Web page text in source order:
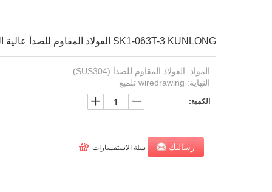
SK1-063T-3 KUNLONG الفولاذ المقاوم للصدأ عالية الجودة قفل كام قابل للتعديل
المواد: الفولاذ المقاوم للصدأ (SUS304)
النهاية: wiredrawing تلميع
الكمية:
رسالتك سلة الاستفسارات